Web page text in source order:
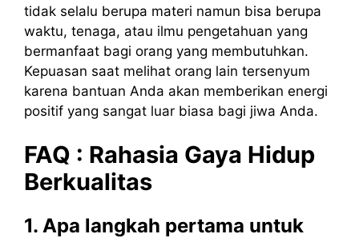
tidak selalu berupa materi namun bisa berupa
waktu, tenaga, atau ilmu pengetahuan yang
bermanfaat bagi orang yang membutuhkan.
Kepuasan saat melihat orang lain tersenyum
karena bantuan Anda akan memberikan energi
positif yang sangat luar biasa bagi jiwa Anda.
FAQ : Rahasia Gaya Hidup
Berkualitas
1. Apa langkah pertama untuk